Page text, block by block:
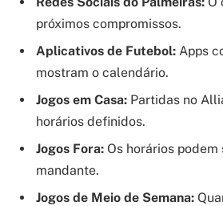
próximos compromissos.
Aplicativos de Futebol: Apps
mostram o calendário.
Jogos em Casa: Partidas no
horários definidos.
Jogos Fora: Os horários
mandante.
Jogos de Meio de Semana: